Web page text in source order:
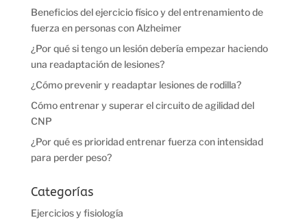
Beneficios del ejercicio físico y del entrenamiento de
fuerza en personas con Alzheimer
¿Por qué si tengo un lesión debería empezar haciendo
una readaptación de lesiones?
¿Cómo prevenir y readaptar lesiones de rodilla?
Cómo entrenar y superar el circuito de agilidad del
CNP
¿Por qué es prioridad entrenar fuerza con intensidad
para perder peso?
Categorías
Ejercicios y fisiología